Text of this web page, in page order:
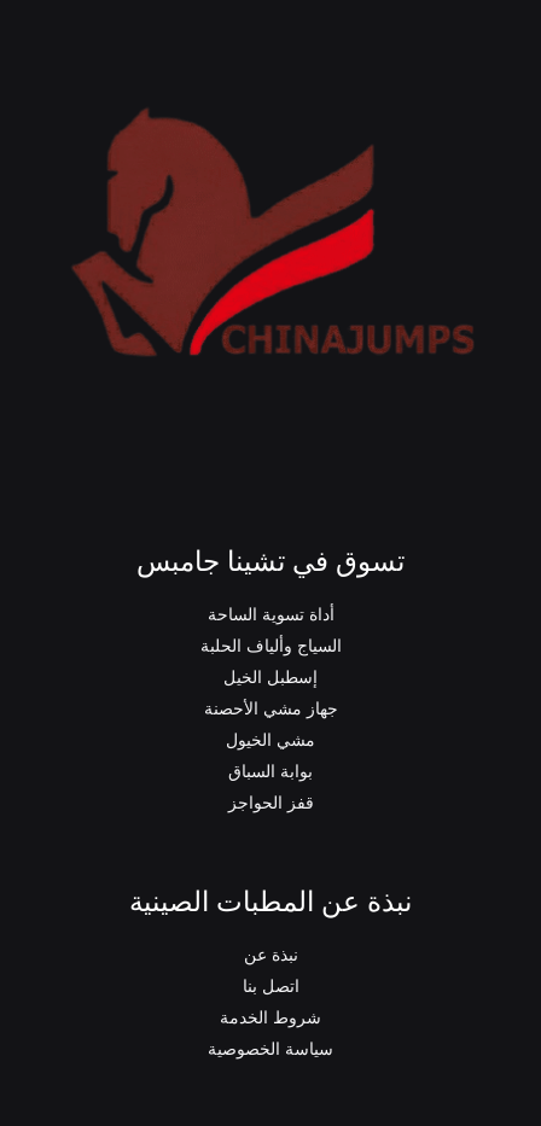
تسوق في تشينا جامبس
أداة تسوية الساحة
السياج وألياف الحلبة
إسطبل الخيل
جهاز مشي الأحصنة
مشي الخيول
بوابة السباق
قفز الحواجز
نبذة عن المطبات الصينية
نبذة عن
اتصل بنا
شروط الخدمة
سياسة الخصوصية